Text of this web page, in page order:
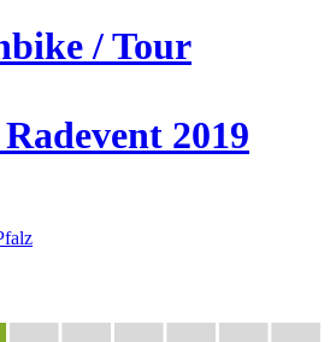
/ Tour
2019